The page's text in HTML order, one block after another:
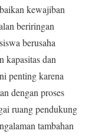
kewajiban
beriringan
berusaha
kapasitas dan
penting karena
dengan proses
ruang pendukung
tambahan